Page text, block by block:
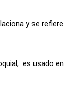
y se refiere
es usado en